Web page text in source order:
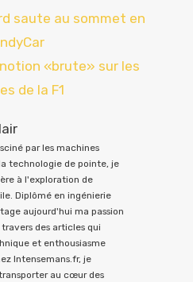
saute au sommet en
«brute» sur les
de la F1
par les machines
technologie de pointe, je
à l'exploration de
Diplômé en ingénierie
aujourd'hui ma passion
des articles qui
et enthousiasme
Intensemans.fr, je
au cœur des